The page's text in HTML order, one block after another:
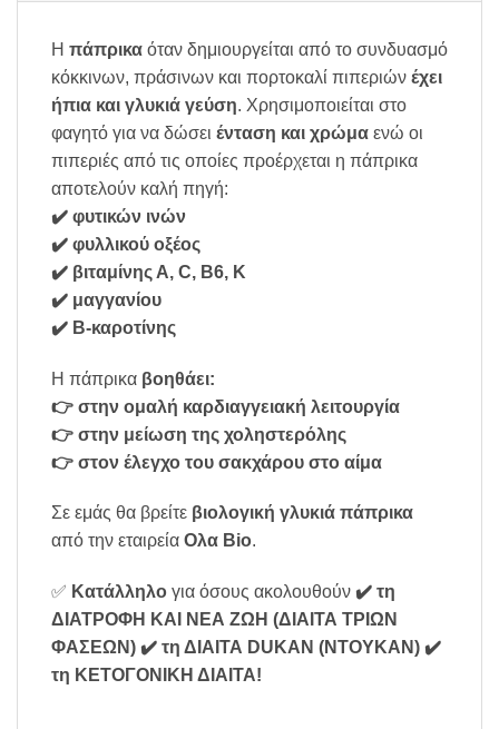
Η πάπρικα όταν δημιουργείται από το συνδυασμό
κόκκινων, πράσινων και πορτοκαλί πιπεριών έχει
ήπια και γλυκιά γεύση. Χρησιμοποιείται στο
φαγητό για να δώσει ένταση και χρώμα ενώ οι
πιπεριές από τις οποίες προέρχεται η πάπρικα
αποτελούν καλή πηγή:
✔️ φυτικών ινών
✔️ φυλλικού οξέος
✔️ βιταμίνης Α, C, B6, Κ
✔️ μαγγανίου
✔️ Β-καροτίνης
Η πάπρικα βοηθάει:
👉 στην ομαλή καρδιαγγειακή λειτουργία
👉 στην μείωση της χοληστερόλης
👉 στον έλεγχο του σακχάρου στο αίμα
Σε εμάς θα βρείτε βιολογική γλυκιά πάπρικα
από την εταιρεία Ολα Bio.
✅ Κατάλληλο για όσους ακολουθούν ✔️ τη
ΔΙΑΤΡΟΦΗ ΚΑΙ ΝΕΑ ΖΩΗ (ΔΙΑΙΤΑ ΤΡΙΩΝ
ΦΑΣΕΩΝ) ✔️ τη ΔΙΑΙΤΑ DUKAN (ΝΤΟΥΚΑΝ) ✔️
τη ΚΕΤΟΓΟΝΙΚΗ ΔΙΑΙΤΑ!